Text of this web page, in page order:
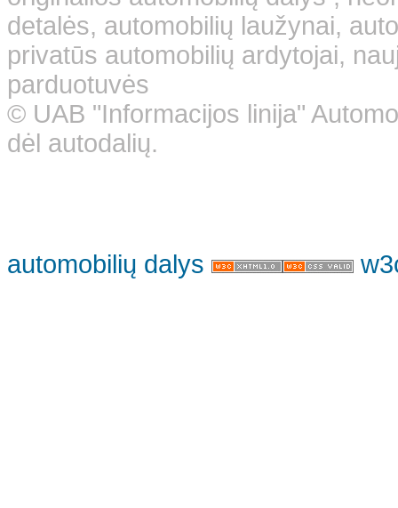
detalės, automobilių laužynai,
privatūs automobilių ardytojai,
parduotuvės
© UAB "Informacijos linija"
dėl autodalių.
automobilių dalys